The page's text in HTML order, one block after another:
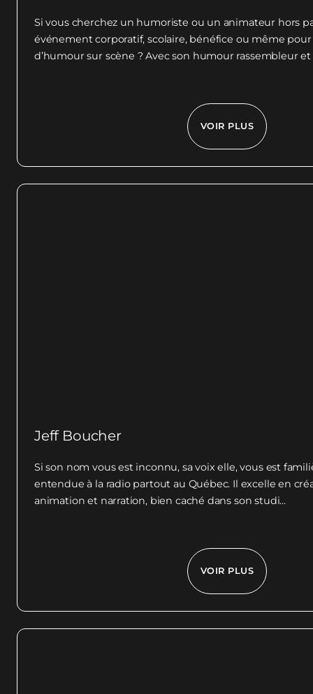
Si vous cherchez un humoriste ou un animateur hors
événement corporatif, scolaire, bénéfice ou même
d’humour sur scène ? Avec son humour rassembleur et
VOIR PLUS
Jeff Boucher
Si son nom vous est inconnu, sa voix elle, vous est
entendue à la radio partout au Québec. Il excelle en
animation et narration, bien caché dans son studi...
VOIR PLUS